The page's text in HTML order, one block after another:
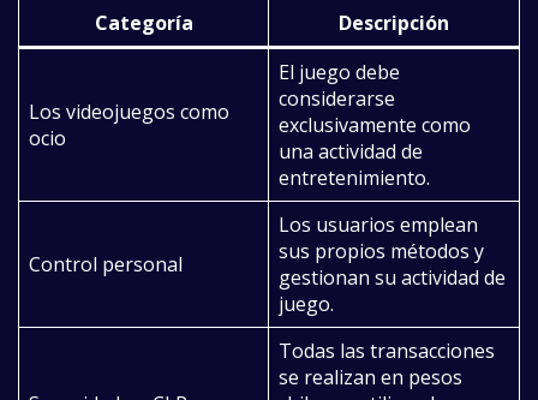
Categoría Descripción
Los videojuegos como
ocio
El juego debe
considerarse
exclusivamente como
una actividad de
entretenimiento.
Control personal
Los usuarios emplean
sus propios métodos y
gestionan su actividad de
juego.
Todas las transacciones
se realizan en pesos